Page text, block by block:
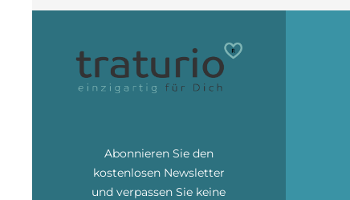
Abonnieren Sie den
kostenlosen Newsletter
und verpassen Sie keine